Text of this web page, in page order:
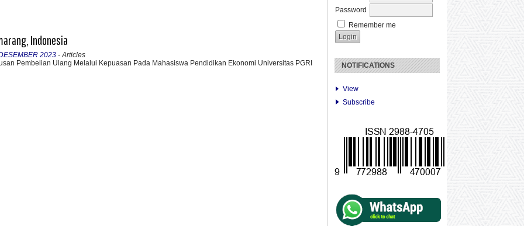
Password
Remember me
NOTIFICATIONS
View
Subscribe
Indonesia
2023 - Articles
Pembelian Ulang Melalui Kepuasan Pada Mahasiswa Pendidikan Ekonomi Universitas PGRI